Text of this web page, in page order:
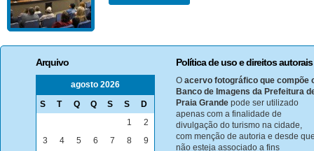
Arquivo
agosto 2026
S
T Q Q S S D
1
2
3
4 5 6 7 8
9
Política de uso e direitos autorais
O acervo fotográfico que compõe
Banco de Imagens da Prefeitura
Praia Grande pode ser utilizado
apenas com a finalidade de
divulgação do turismo na cidade,
com menção de autoria e desde
não esteja associado a fins